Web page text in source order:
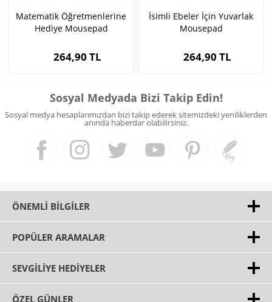
Matematik Öğretmenlerine
Hediye Mousepad
264,90 TL
İsimli Ebeler İçin Yuvarlak
Mousepad
264,90 TL
Sosyal Medyada Bizi Takip Edin!
Sosyal medya hesaplarımızdan bizi takip ederek sitemizdeki yeniliklerden
anında haberdar olabilirsiniz.
ÖNEMLI BILGILER
POPÜLER ARAMALAR
SEVGILIYE HEDIYELER
ÖZEL GÜNLER